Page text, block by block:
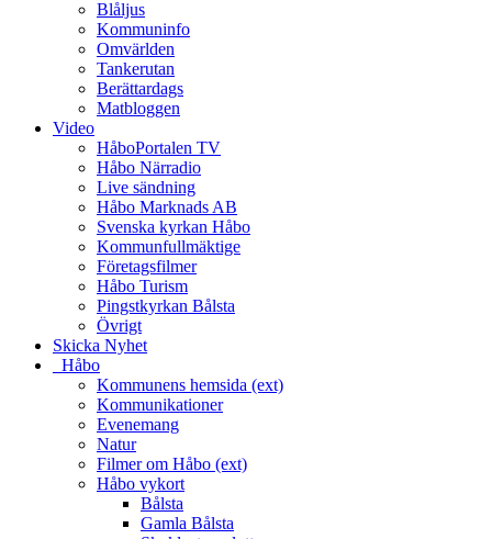
Blåljus
Kommuninfo
Omvärlden
Tankerutan
Berättardags
Matbloggen
Video
HåboPortalen TV
Håbo Närradio
Live sändning
Håbo Marknads AB
Svenska kyrkan Håbo
Kommunfullmäktige
Företagsfilmer
Håbo Turism
Pingstkyrkan Bålsta
Övrigt
Skicka Nyhet
_Håbo
Kommunens hemsida (ext)
Kommunikationer
Evenemang
Natur
Filmer om Håbo (ext)
Håbo vykort
Bålsta
Gamla Bålsta